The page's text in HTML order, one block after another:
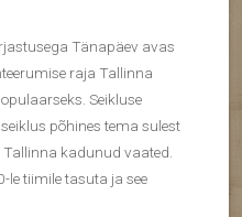
Tänapäev avas
raja Tallinna
Seikluse
põhines tema sulest
kadunud vaated.
le tiimile tasuta ja see